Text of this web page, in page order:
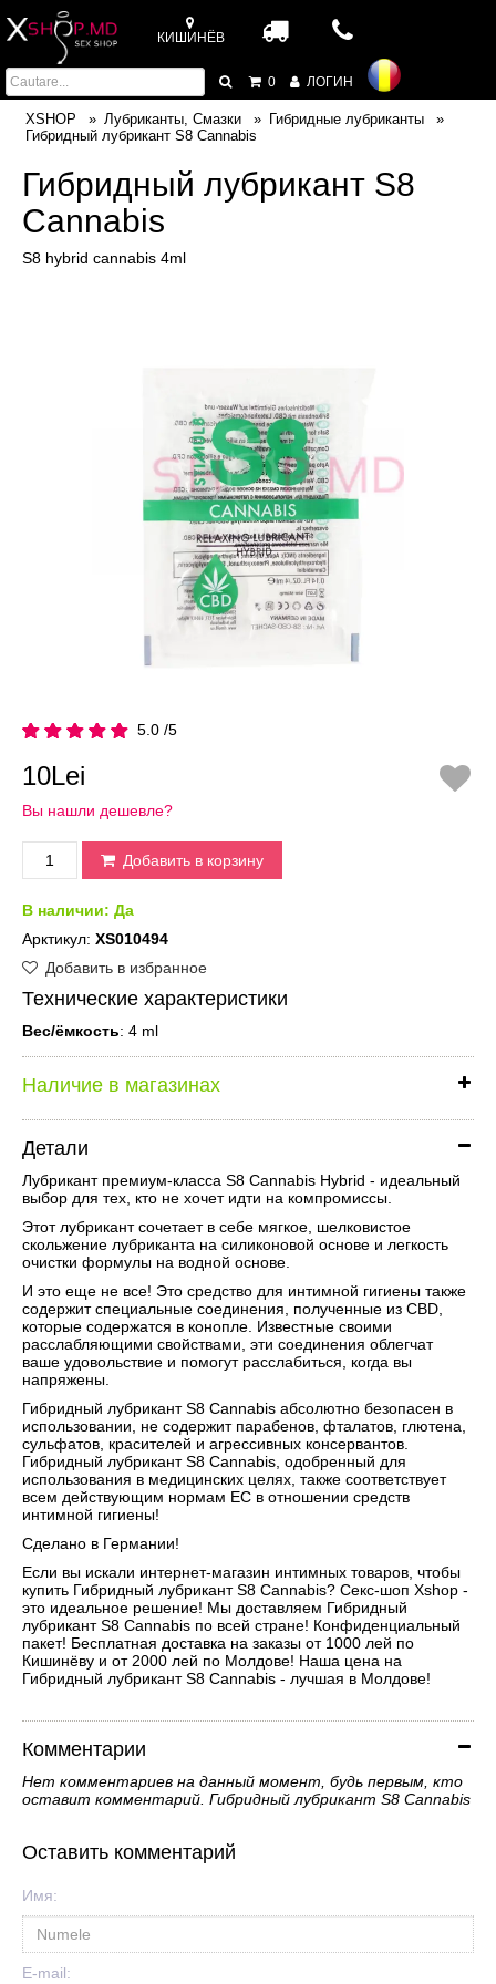
КИШИНЁВ
0 ЛОГИН
XSHOP Лубриканты, Смазки
Гибридные лубриканты
Гибридный лубрикант S8 Cannabis
Гибридный лубрикант S8
Cannabis
S8 hybrid cannabis 4ml
5.0 /5
10Lei
Вы нашли дешевле?
Добавить в корзину
В наличии: Да
Арктикул: XS010494
Добавить в избранное
Технические характеристики
Вес/ёмкость: 4 ml
Наличие в магазинах
Детали
Лубрикант премиум-класса S8 Cannabis Hybrid - идеальный
выбор для тех, кто не хочет идти на компромиссы.
Этот лубрикант сочетает в себе мягкое, шелковистое
скольжение лубриканта на силиконовой основе и легкость
очистки формулы на водной основе.
И это еще не все! Это средство для интимной гигиены также
содержит специальные соединения, полученные из CBD,
которые содержатся в конопле. Известные своими
расслабляющими свойствами, эти соединения облегчат
ваше удовольствие и помогут расслабиться, когда вы
напряжены.
Гибридный лубрикант S8 Cannabis абсолютно безопасен в
использовании, не содержит парабенов, фталатов, глютена,
сульфатов, красителей и агрессивных консервантов.
Гибридный лубрикант S8 Cannabis, одобренный для
использования в медицинских целях, также соответствует
всем действующим нормам ЕС в отношении средств
интимной гигиены!
Сделано в Германии!
Если вы искали интернет-магазин интимных товаров, чтобы
купить Гибридный лубрикант S8 Cannabis? Секс-шоп Xshop -
это идеальное решение! Мы доставляем Гибридный
лубрикант S8 Cannabis по всей стране! Конфиденциальный
пакет! Бесплатная доставка на заказы от 1000 лей по
Кишинёву и от 2000 лей по Молдове! Наша цена на
Гибридный лубрикант S8 Cannabis - лучшая в Молдове!
Комментарии
Нет комментариев на данный момент, будь первым, кто
оставит комментарий. Гибридный лубрикант S8 Cannabis
Оставить комментарий
Имя:
E-mail: